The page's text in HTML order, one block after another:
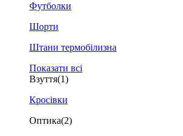
Футболки
Шорти
Штани термобілизна
Показати всі
Взуття(1)
Кросівки
Оптика(2)